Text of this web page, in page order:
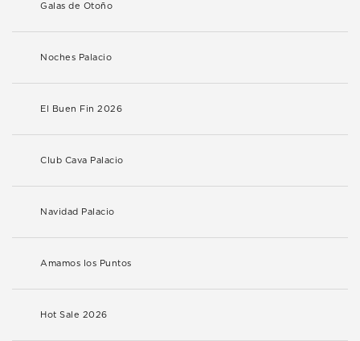
Galas de Otoño
Noches Palacio
El Buen Fin 2026
Club Cava Palacio
Navidad Palacio
Amamos los Puntos
Hot Sale 2026